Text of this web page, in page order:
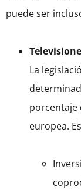
puede ser
La
porcentaje
europea.